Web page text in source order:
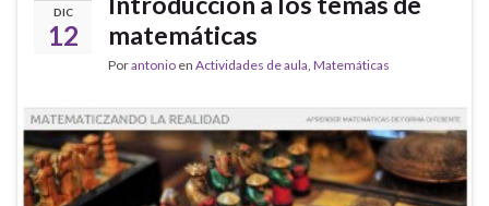
DIC
12
matemáticas
Porantonio en Actividades de aula Matemáticas